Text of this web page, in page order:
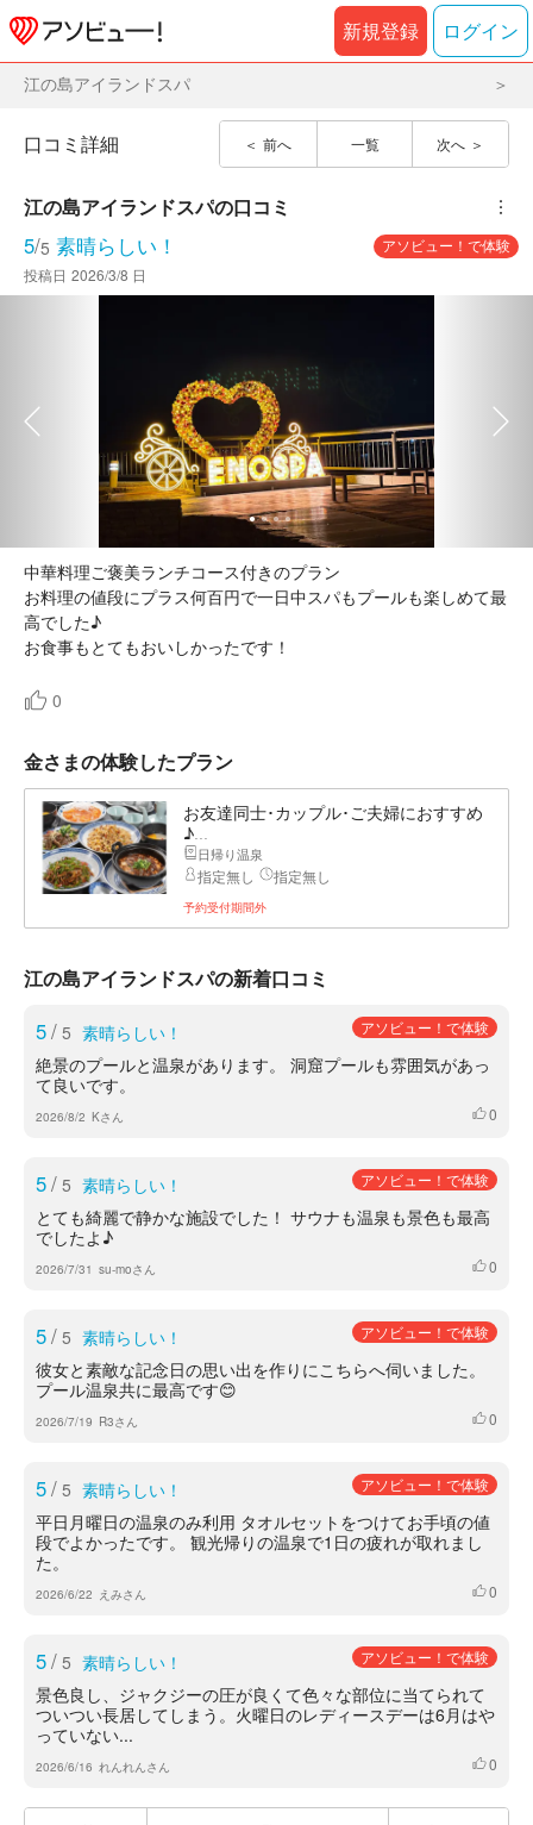
新規登録 ログイン
江の島アイランドスパ
前へ 一覧 次へ
口コミ詳細
江の島アイランドスパの口コミ ︙
5/5 素晴らしい！
アソビュー！で体験
投稿日 2026/3/8 日
中華料理ご褒美ランチコース付きのプラン
お料理の値段にプラス何百円で一日中スパもプールも楽しめて最
高でした♪
お食事もとてもおいしかったです！
0
金さまの体験したプラン
お友達同士･カップル･ご夫婦におすすめ
♪...
日帰り温泉
指定無し 指定無し
予約受付期間外
江の島アイランドスパの新着口コミ
5/ 5 素晴らしい！ アソビュー！で体験
絶景のプールと温泉があります。 洞窟プールも雰囲気があっ
て良いです。
2026/8/2 Kさん いいね
0
5/ 5 素晴らしい！ アソビュー！で体験
とても綺麗で静かな施設でした！ サウナも温泉も景色も最高
でしたよ♪
2026/7/31 su-moさん いいね
0
5/ 5 素晴らしい！ アソビュー！で体験
彼女と素敵な記念日の思い出を作りにこちらへ伺いました。
プール温泉共に最高です😊
2026/7/19 R3さん いいね
0
5/ 5 素晴らしい！ アソビュー！で体験
平日月曜日の温泉のみ利用 タオルセットをつけてお手頃の値
段でよかったです。 観光帰りの温泉で1日の疲れが取れまし
た。
2026/6/22 えみさん いいね
0
5/ 5 素晴らしい！ アソビュー！で体験
景色良し、ジャクジーの圧が良くて色々な部位に当てられて
ついつい長居してしまう。火曜日のレディースデーは6月はや
っていない...
2026/6/16 れんれんさん いいね
0